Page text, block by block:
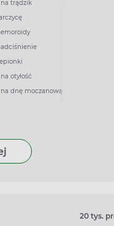
na trądzik
otyłość
na dnę moczanową
20 tys.